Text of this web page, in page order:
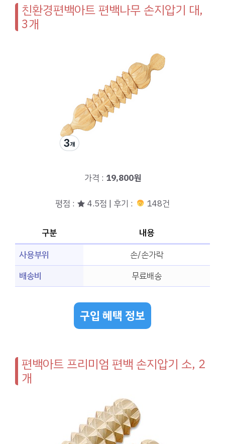
친환경편백아트 편백나무 손지압기 대,
3개
가격 : 19,800원
평점 : ★ 4.5점 | 후기 : 148건
구분
내용
사용부위
손/손가락
배송비
무료배송
구입 혜택 정보
편백아트 프리미엄 편백 손지압기 소, 2
개